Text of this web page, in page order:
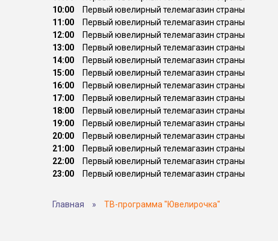
10:00
Первый ювелирный телемагазин страны
11:00
Первый ювелирный телемагазин страны
12:00
Первый ювелирный телемагазин страны
13:00
Первый ювелирный телемагазин страны
14:00
Первый ювелирный телемагазин страны
15:00
Первый ювелирный телемагазин страны
16:00
Первый ювелирный телемагазин страны
17:00
Первый ювелирный телемагазин страны
18:00
Первый ювелирный телемагазин страны
19:00
Первый ювелирный телемагазин страны
20:00
Первый ювелирный телемагазин страны
21:00
Первый ювелирный телемагазин страны
22:00
Первый ювелирный телемагазин страны
23:00
Первый ювелирный телемагазин страны
Главная » ТВ-программа "Ювелирочка"